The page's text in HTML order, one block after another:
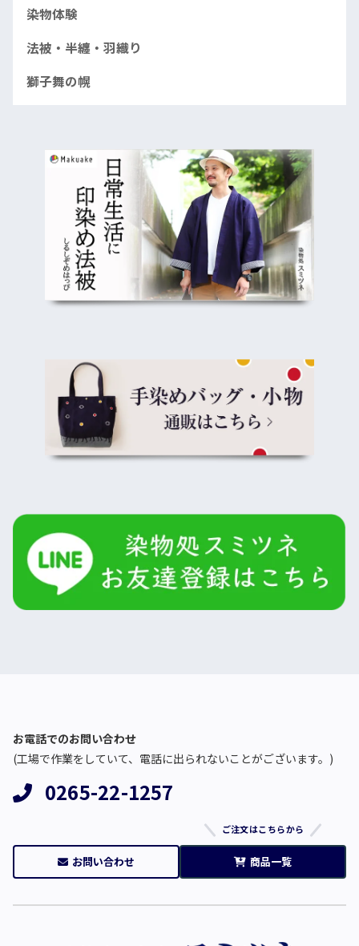
染物体験
法被・半纏・羽織り
獅子舞の幌
お電話でのお問い合わせ
(工場で作業をしていて、電話に出られないことがございます。)
0265-22-1257
お問い合わせ
ご注文はこちらから
商品一覧